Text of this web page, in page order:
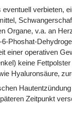
verbieten,
Organe, v.a. an
Phoshat-
einer operativen
keine
Hyaluronsäure‚
Zeitpunkt